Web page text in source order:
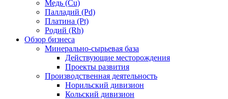
Медь (Cu)
Палладий (Pd)
Платина (Pt)
Родий (Rh)
Обзор бизнеса
Минерально-сырьевая база
Действующие месторождения
Проекты развития
Производственная деятельность
Норильский дивизион
Кольский дивизион